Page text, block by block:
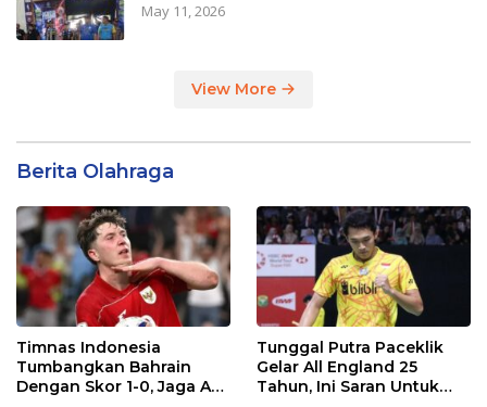
May 11, 2026
View More
Berita Olahraga
Timnas Indonesia
Tumbangkan Bahrain
Dengan Skor 1-0, Jaga Asa
Tunggal Putra Paceklik
Gelar All England 25
Tahun, Ini Saran Untuk